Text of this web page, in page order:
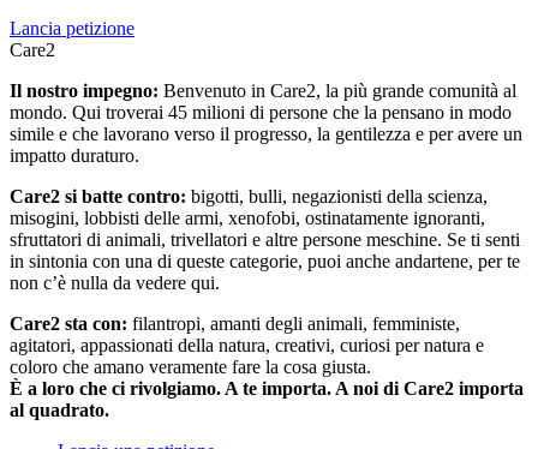
Lancia petizione
Care2
Il nostro impegno: Benvenuto in Care2, la più grande comunità al
mondo. Qui troverai 45 milioni di persone che la pensano in modo
simile e che lavorano verso il progresso, la gentilezza e per avere un
impatto duraturo.
Care2 si batte contro: bigotti, bulli, negazionisti della scienza,
misogini, lobbisti delle armi, xenofobi, ostinatamente ignoranti,
sfruttatori di animali, trivellatori e altre persone meschine. Se ti senti
in sintonia con una di queste categorie, puoi anche andartene, per te
non c’è nulla da vedere qui.
Care2 sta con: filantropi, amanti degli animali, femministe,
agitatori, appassionati della natura, creativi, curiosi per natura e
coloro che amano veramente fare la cosa giusta.
È a loro che ci rivolgiamo. A te importa. A noi di Care2 importa
al quadrato.